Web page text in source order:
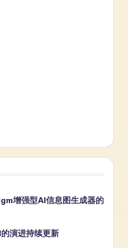
增强型AI信息图生成器的
演进持续更新